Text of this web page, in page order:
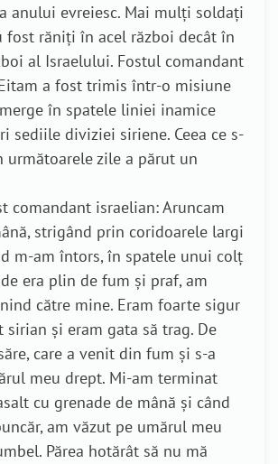
anului evreiesc. Mai mulți soldați
fost răniți în acel război decât în
al Israelului. Fostul comandant
a fost trimis într-o misiune
în spatele liniei inamice
sediile diviziei siriene. Ceea ce s-
zile a părut un
comandant israelian: Aruncam
strigând prin coridoarele largi
m-am întors, în spatele unui colț
era plin de fum și praf, am
către mine. Eram foarte sigur
sirian și eram gata să trag. De
care a venit din fum și s-a
meu drept. Mi-am terminat
cu grenade de mână și când
am văzut pe umărul meu
Părea hotărât să nu mă